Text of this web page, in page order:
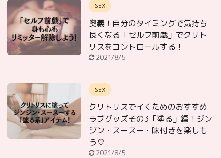
SEX
奥義！自分のタイミングで気持ち
良くなる「セルフ前戯」でクリト
リスをコントロールする！
2021/8/5
SEX
クリトリスでイくためのおすすめ
ラブグッズその3「塗る」編！ジン
ジン・スースー・味付きを楽しも
う♡
2021/8/5